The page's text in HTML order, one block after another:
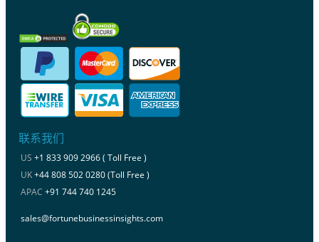
联系我们
US +1 833 909 2966 ( Toll Free )
UK+44 808 502 0280 (Toll Free )
APAC +91 744 740 1245
sales@fortunebusinessinsights.com